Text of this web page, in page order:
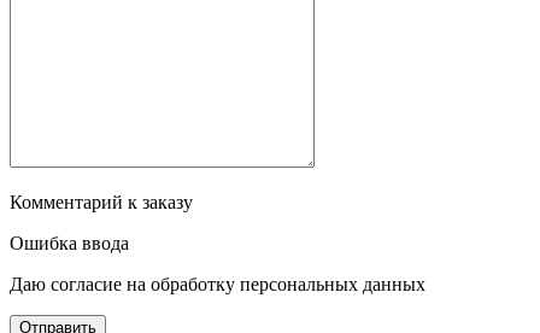
Комментарий к заказу
Ошибка ввода
Даю согласие на обработку персональных данных